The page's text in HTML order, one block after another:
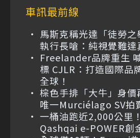
車訊最前線
馬斯克稱光達「徒勞
執行長嗆：純視覺難達
Freelander品牌重生
標 CJLR：打造國際品
全球！
棕色手排「大牛」身價
唯一Murciélago SV拍
一桶油跑近2,000公里
Qashqai e-POWER創